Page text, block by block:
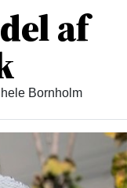
af
Bornholm